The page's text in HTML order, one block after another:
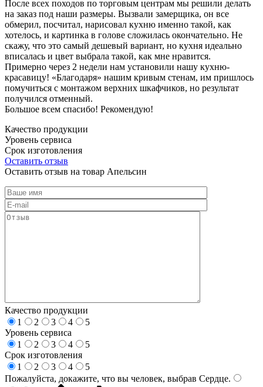
После всех походов по торговым центрам мы решили делать
на заказ под наши размеры. Вызвали замерщика, он все
обмерил, посчитал, нарисовал кухню именно такой, как
хотелось, и картинка в голове сложилась окончательно. Не
скажу, что это самый дешевый вариант, но кухня идеально
вписалась и цвет выбрала такой, как мне нравится.
Примерно через 2 недели нам установили нашу кухню-
красавицу! «Благодаря» нашим кривым стенам, им пришлось
помучиться с монтажом верхних шкафчиков, но результат
получился отменный.
Большое всем спасибо! Рекомендую!
Качество продукции
Уровень сервиса
Срок изготовления
Оставить отзыв
Оставить отзыв на товар Апельсин
Качество продукции
1
2 3 4
5
Уровень сервиса
1
2 3 4
5
Срок изготовления
1
2 3 4
5
Пожалуйста, докажите, что вы человек, выбрав Сердце.